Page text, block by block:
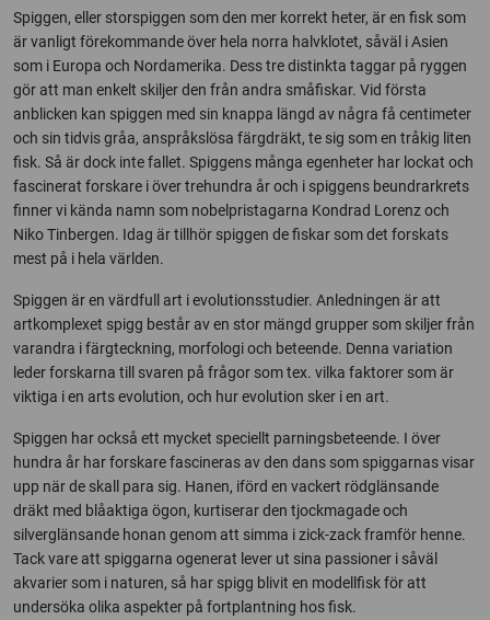
Spiggen, eller storspiggen som den mer korrekt heter, är en fisk som
är vanligt förekommande över hela norra halvklotet, såväl i Asien
som i Europa och Nordamerika. Dess tre distinkta taggar på ryggen
gör att man enkelt skiljer den från andra småfiskar. Vid första
anblicken kan spiggen med sin knappa längd av några få centimeter
och sin tidvis gråa, anspråkslösa färgdräkt, te sig som en tråkig liten
fisk. Så är dock inte fallet. Spiggens många egenheter har lockat och
fascinerat forskare i över trehundra år och i spiggens beundrarkrets
finner vi kända namn som nobelpristagarna Kondrad Lorenz och
Niko Tinbergen. Idag är tillhör spiggen de fiskar som det forskats
mest på i hela världen.
Spiggen är en värdfull art i evolutionsstudier. Anledningen är att
artkomplexet spigg består av en stor mängd grupper som skiljer från
varandra i färgteckning, morfologi och beteende. Denna variation
leder forskarna till svaren på frågor som tex. vilka faktorer som är
viktiga i en arts evolution, och hur evolution sker i en art.
Spiggen har också ett mycket speciellt parningsbeteende. I över
hundra år har forskare fascineras av den dans som spiggarnas visar
upp när de skall para sig. Hanen, iförd en vackert rödglänsande
dräkt med blåaktiga ögon, kurtiserar den tjockmagade och
silverglänsande honan genom att simma i zick-zack framför henne.
Tack vare att spiggarna ogenerat lever ut sina passioner i såväl
akvarier som i naturen, så har spigg blivit en modellfisk för att
undersöka olika aspekter på fortplantning hos fisk.